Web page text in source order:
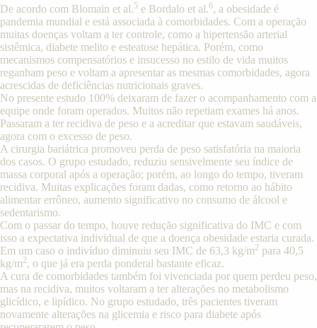
De acordo com Blomain et al.5 e Bordalo et al.6, a obesidade é
pandemia mundial e está associada à comorbidades. Com a operação
muitas doenças voltam a ter controle, como a hipertensão arterial
sistêmica, diabete melito e esteatose hepática. Porém, como
mecanismos compensatórios e insucesso no estilo de vida muitos
reganham peso e voltam a apresentar as mesmas comorbidades, agora
acrescidas de deficiências nutricionais graves.
No presente estudo 100% deixaram de fazer o acompanhamento com a
equipe onde foram operados. Muitos não repetiam exames há anos.
Passaram a ter recidiva de peso e a acreditar que estavam saudáveis,
agora com o excesso de peso.
A cirurgia bariátrica promoveu perda de peso satisfatória na maioria
dos casos. O grupo estudado, reduziu sensivelmente seu índice de
massa corporal após a operação; porém, ao longo do tempo, tiveram
recidiva. Muitas explicações foram dadas, como retorno ao hábito
alimentar errôneo, aumento significativo no consumo de álcool e
sedentarismo.
Com o passar do tempo, houve redução significativa do IMC e com
isso a expectativa individual de que a doença obesidade estaria curada.
Em um caso o indivíduo diminuiu seu IMC de 63,3 kg/m2 para 40,5
kg/m2, o que já era perda ponderal bastante eficaz.
A cura de comorbidades também foi vivenciada por quem perdeu peso,
mas na recidiva, muitos voltaram a ter alterações no metabolismo
glicídico, e lipídico. No grupo estudado, três pacientes tiveram
novamente alterações na glicemia e risco para diabete após